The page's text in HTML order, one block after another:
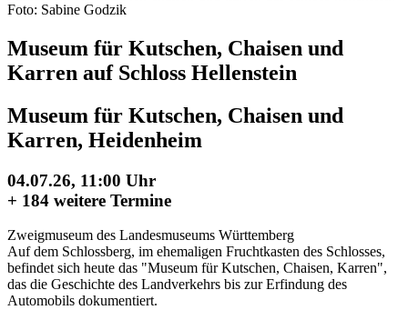
Foto: Sabine Godzik
Museum für Kutschen, Chaisen und
Karren auf Schloss Hellenstein
Museum für Kutschen, Chaisen und
Karren, Heidenheim
04.07.26, 11:00 Uhr
+ 184 weitere Termine
Zweigmuseum des Landesmuseums Württemberg
Auf dem Schlossberg, im ehemaligen Fruchtkasten des Schlosses,
befindet sich heute das "Museum für Kutschen, Chaisen, Karren",
das die Geschichte des Landverkehrs bis zur Erfindung des
Automobils dokumentiert.